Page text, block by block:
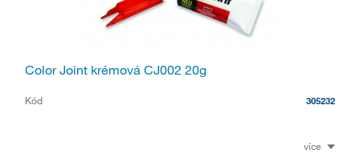
Color Joint krémová CJ002 20g
Kód 305232
více